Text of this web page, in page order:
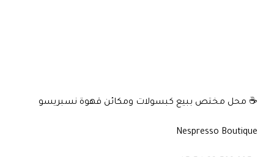
☕ محل مختص ببيع كبسولات ومكائن قهوة نسبريسو
Nespresso Boutique